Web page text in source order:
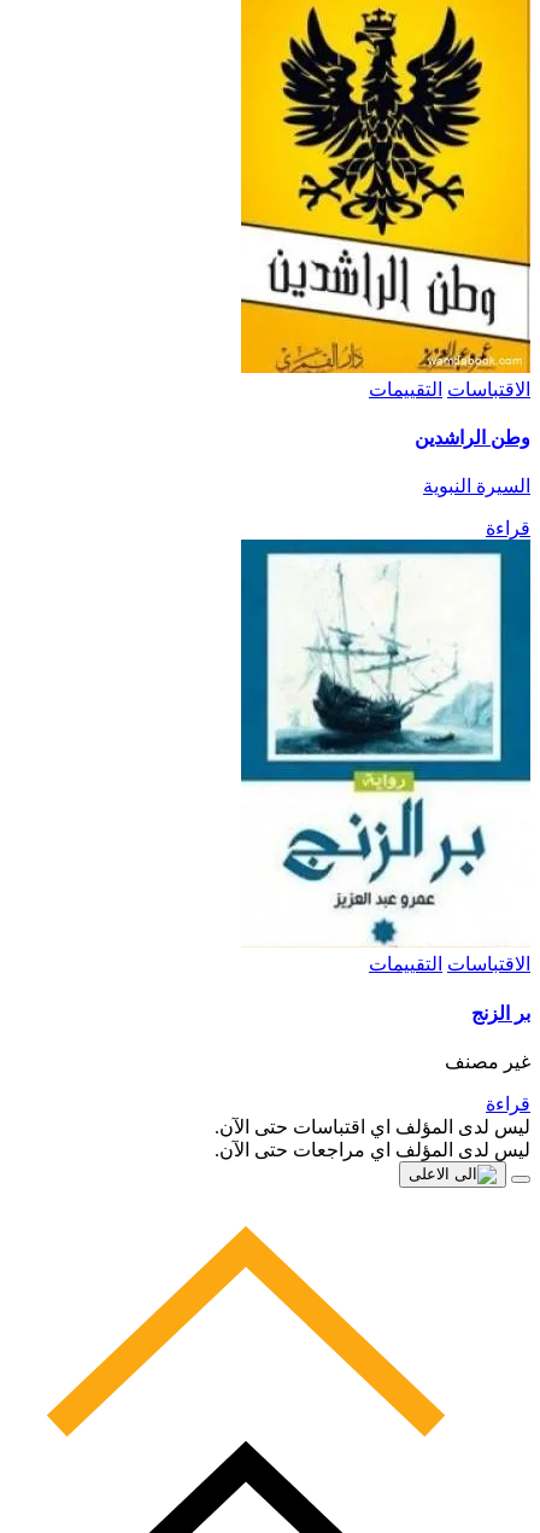
الاقتباسات التقييمات
وطن الراشدين
السيرة النبوية
قراءة
الاقتباسات التقييمات
بر الزنج
غير مصنف
قراءة
ليس لدى المؤلف اي اقتباسات حتى الآن.
ليس لدى المؤلف اي مراجعات حتى الآن.